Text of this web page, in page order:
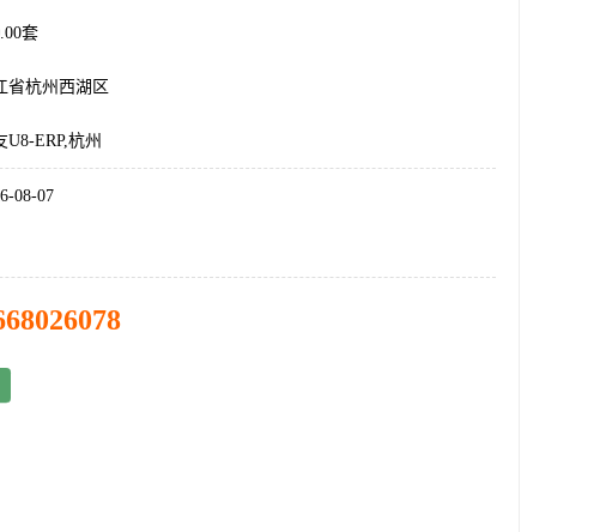
套
省杭州西湖区
U8-ERP,杭州
08-07